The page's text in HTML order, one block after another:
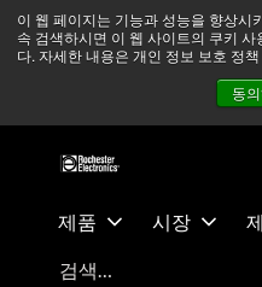
이 웹 페이지는 기능과 성능을 향상시
속 검색하시면 이 웹 사이트의 쿠키
다. 자세한 내용은 개인 정보 보호 정
동
츠
건
중동 지역 상황을 지속적으
정상적으로 운영되고
뉴스
제품 시장
검색